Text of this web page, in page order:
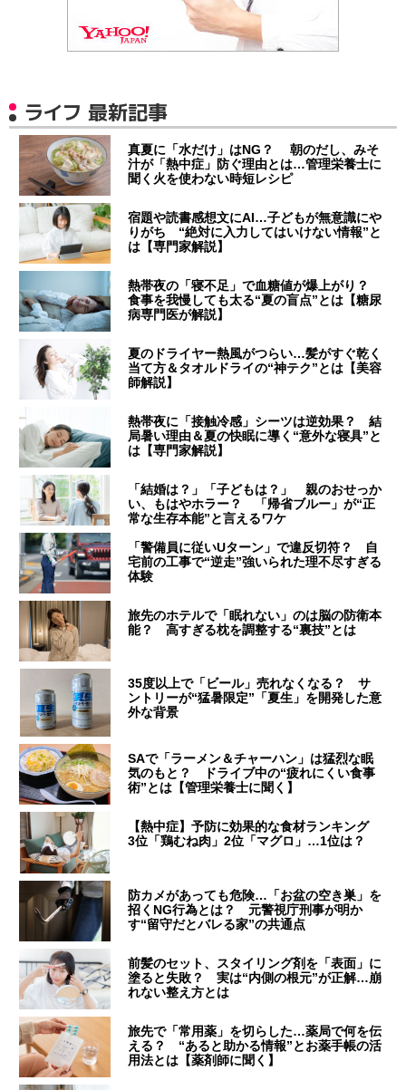
ライフ 最新記事
真夏に「水だけ」はNG？ 朝のだし、みそ
汁が「熱中症」防ぐ理由とは…管理栄養士に
聞く火を使わない時短レシピ
宿題や読書感想文にAI…子どもが無意識にや
りがち “絶対に入力してはいけない情報”と
は【専門家解説】
熱帯夜の「寝不足」で血糖値が爆上がり？
食事を我慢しても太る“夏の盲点”とは【糖尿
病専門医が解説】
夏のドライヤー熱風がつらい…髪がすぐ乾く
当て方＆タオルドライの“神テク”とは【美容
師解説】
熱帯夜に「接触冷感」シーツは逆効果？ 結
局暑い理由＆夏の快眠に導く“意外な寝具”と
は【専門家解説】
「結婚は？」「子どもは？」 親のおせっか
い、もはやホラー？ 「帰省ブルー」が“正
常な生存本能”と言えるワケ
「警備員に従いUターン」で違反切符？ 自
宅前の工事で“逆走”強いられた理不尽すぎる
体験
旅先のホテルで「眠れない」のは脳の防衛本
能？ 高すぎる枕を調整する“裏技”とは
35度以上で「ビール」売れなくなる？ サ
ントリーが“猛暑限定”「夏生」を開発した意
外な背景
SAで「ラーメン＆チャーハン」は猛烈な眠
気のもと？ ドライブ中の“疲れにくい食事
術”とは【管理栄養士に聞く】
【熱中症】予防に効果的な食材ランキング
3位「鶏むね肉」2位「マグロ」…1位は？
防カメがあっても危険…「お盆の空き巣」を
招くNG行為とは？ 元警視庁刑事が明か
す“留守だとバレる家”の共通点
前髪のセット、スタイリング剤を「表面」に
塗ると失敗？ 実は“内側の根元”が正解…崩
れない整え方とは
旅先で「常用薬」を切らした…薬局で何を伝
える？ “あると助かる情報”とお薬手帳の活
用法とは【薬剤師に聞く】